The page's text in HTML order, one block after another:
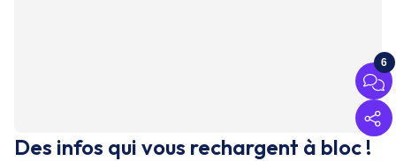
6
Des infos qui vous rechargent à bloc !